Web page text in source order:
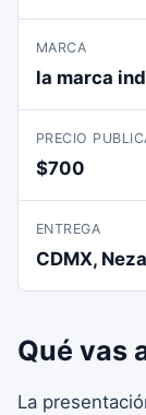
MARCA
la marca
PRECIO
$700
ENTREGA
CDMX,
Qué vas
La